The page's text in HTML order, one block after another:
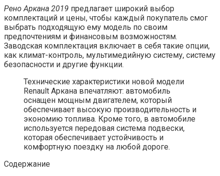
Рено Аркана 2019 предлагает широкий выбор
комплектаций и цены, чтобы каждый покупатель смог
выбрать подходящую ему модель по своим
предпочтениям и финансовым возможностям.
Заводская комплектация включает в себя такие опции,
как климат-контроль, мультимедийную систему, систему
безопасности и другие функции.
Технические характеристики новой модели
Renault Аркана впечатляют: автомобиль
оснащен мощным двигателем, который
обеспечивает высокую производительность и
экономию топлива. Кроме того, в автомобиле
используется передовая система подвески,
которая обеспечивает устойчивость и
комфортную поездку на любой дороге.
Содержание